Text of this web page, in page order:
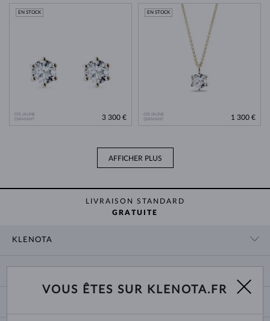
OR JAUNE
DIAMANT
EN STOCK
3 300 €
OR JAUNE
DIAMANT
EN STOCK
1 300 €
AFFICHER PLUS
LIVRAISON STANDARD
GRATUITE
KLENOTA
NOUS CONNAÎTRE
LIVRAISON ET PAIEMENT
VOUS ÊTES SUR KLENOTA.FR